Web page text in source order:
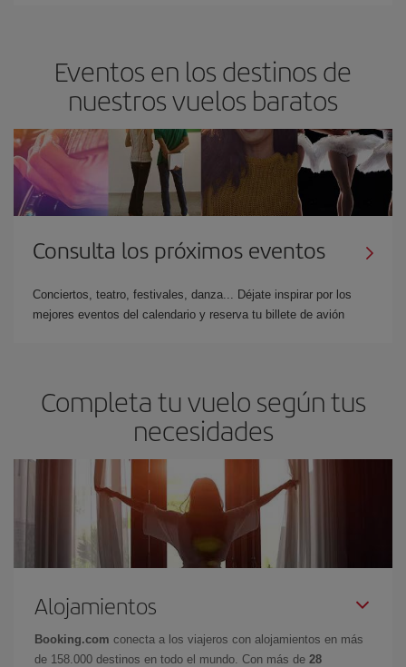
Eventos en los destinos de
nuestros vuelos baratos
Consulta los próximos eventos
Conciertos, teatro, festivales, danza... Déjate inspirar por los
mejores eventos del calendario y reserva tu billete de avión
Completa tu vuelo según tus
necesidades
Alojamientos
Booking.com conecta a los viajeros con alojamientos en más
de 158.000 destinos en todo el mundo. Con más de 28